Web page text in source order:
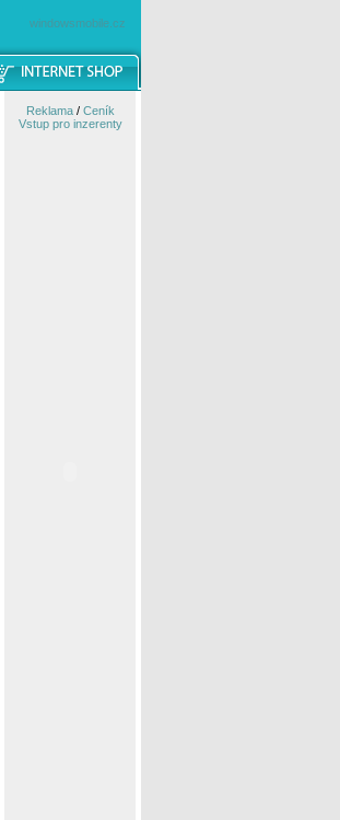
windowsmobile.cz
Reklama/ Ceník
Vstup pro inzerenty